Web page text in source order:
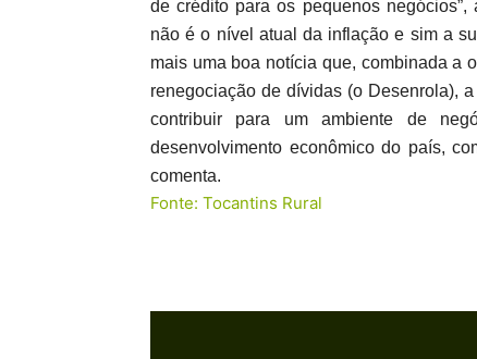
de crédito para os pequenos
não é o nível atual da inflação e sim a
mais uma boa notícia que, combinada a
renegociação de dívidas (o Desenrola),
contribuir para um ambiente de
desenvolvimento econômico do país,
comenta.
Fonte: Tocantins Rural